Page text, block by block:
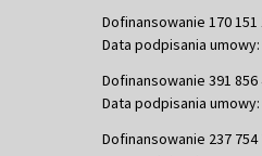
Dofinansowanie 170 151
Data podpisania umowy:
Dofinansowanie 391 856
Data podpisania umowy:
Dofinansowanie 237 754